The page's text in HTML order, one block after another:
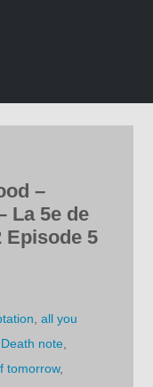
–
La 5e de
Episode 5
,all you
Death note
tomorrow,